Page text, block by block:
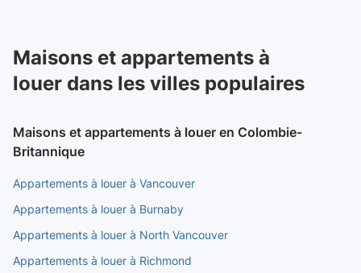
Maisons et appartements à
louer dans les villes populaires
Maisons et appartements à louer en Colombie-
Britannique
Appartements à louer à Vancouver
Appartements à louer à Burnaby
Appartements à louer à North Vancouver
Appartements à louer à Richmond